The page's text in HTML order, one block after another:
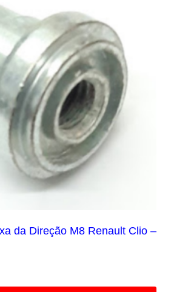
da Direção M8 Renault Clio –